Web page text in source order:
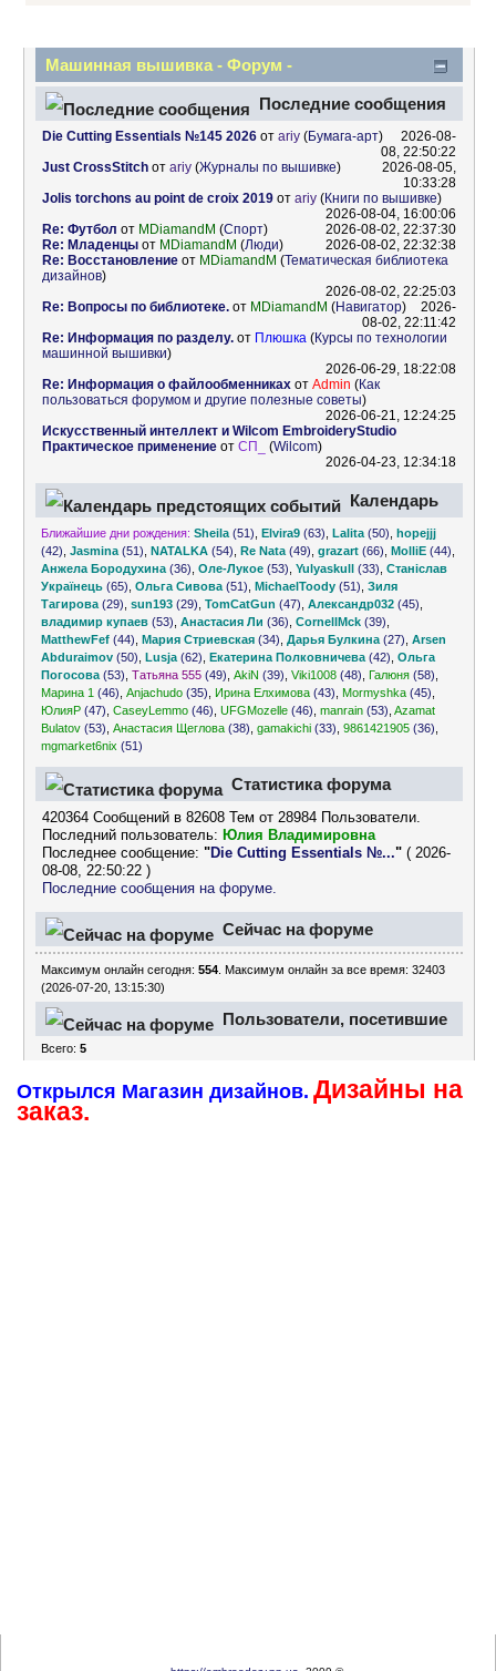
Машинная вышивка - Форум -
Информационный центр
Последние сообщения
Die Cutting Essentials №145 2026от ariy(Бумага-арт)
2026-08-
08, 22:50:22
Just CrossStitchот ariy(Журналы по вышивке)
2026-08-05,
10:33:28
Jolis torchons au point de croix 2019от ariy(Книги по вышивке)
2026-08-04, 16:00:06
Re: Футбол от MDiamandM (Спорт)
2026-08-02, 22:37:30
Re: Младенцыот MDiamandM (Люди)
2026-08-02, 22:32:38
Re: Восстановлениеот MDiamandM (Тематическая библиотека
дизайнов)
2026-08-02, 22:25:03
Re: Вопросы по библиотеке.от MDiamandM (Навигатор)
2026-
08-02, 22:11:42
Re: Информация по разделу.от Плюшка (Курсы по технологии
машинной вышивки)
2026-06-29, 18:22:08
Re: Информация о файлообменникахот Admin (Как
пользоваться форумом и другие полезные советы)
2026-06-21, 12:24:25
Искусственный интеллект и Wilcom EmbroideryStudio
Практическое применениеот СП_ (Wilcom)
2026-04-23, 12:34:18
Календарь
предстоящих событий
Ближайшие дни рождения: Sheila (51) ,Elvira9 (63) ,Lalita (50) ,hopejjj
(42) ,Jasmina (51) ,NATALKA (54) ,Re Nata (49) ,grazart (66) ,MolliE (44)
Анжела Бородухина (36) ,Оле-Лукое (53) ,Yulyaskull (33) ,Станіслав
Українець (65) ,Ольга Сивова (51) ,MichaelToody (51) ,Зиля
Тагирова (29) ,sun193 (29) ,TomCatGun (47) ,Александр032 (45)
владимир купаев (53) ,Анастасия Ли (36) ,CornellMck (39)
MatthewFef (44) ,Мария Стриевская (34) ,Дарья Булкина (27) ,Arsen
Abduraimov (50) ,Lusja (62) ,Екатерина Полковничева (42) ,Ольга
Погосова (53) ,Татьяна 555 (49) ,AkiN (39) ,Viki1008 (48) Галюня (58)
Марина 1 (46) ,Anjachudo (35) Ирина Елхимова (43) Mormyshka (45)
ЮлияР (47) ,CaseyLemmo (46) ,UFGMozelle (46) ,manrain (53) ,Azamat
Bulatov (53) ,Анастасия Щеглова (38) ,gamakichi (33) ,9861421905 (36)
mgmarket6nix (51)
Статистика форума
420364 Сообщений в 82608 Тем от 28984 Пользователи.
Последний пользователь: Юлия Владимировна
Последнее сообщение:"Die Cutting Essentials №..." ( 2026-
08-08, 22:50:22 )
Последние сообщения на форуме.
Сейчас на форуме
Максимум онлайн сегодня:554 . Максимум онлайн за все время: 32403
(2026-07-20, 13:15:30)
Пользователи, посетившие
часа
Всего:5
Открылся Магазин дизайнов. Дизайны на
заказ.